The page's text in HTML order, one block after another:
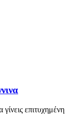
επιτυχημένη